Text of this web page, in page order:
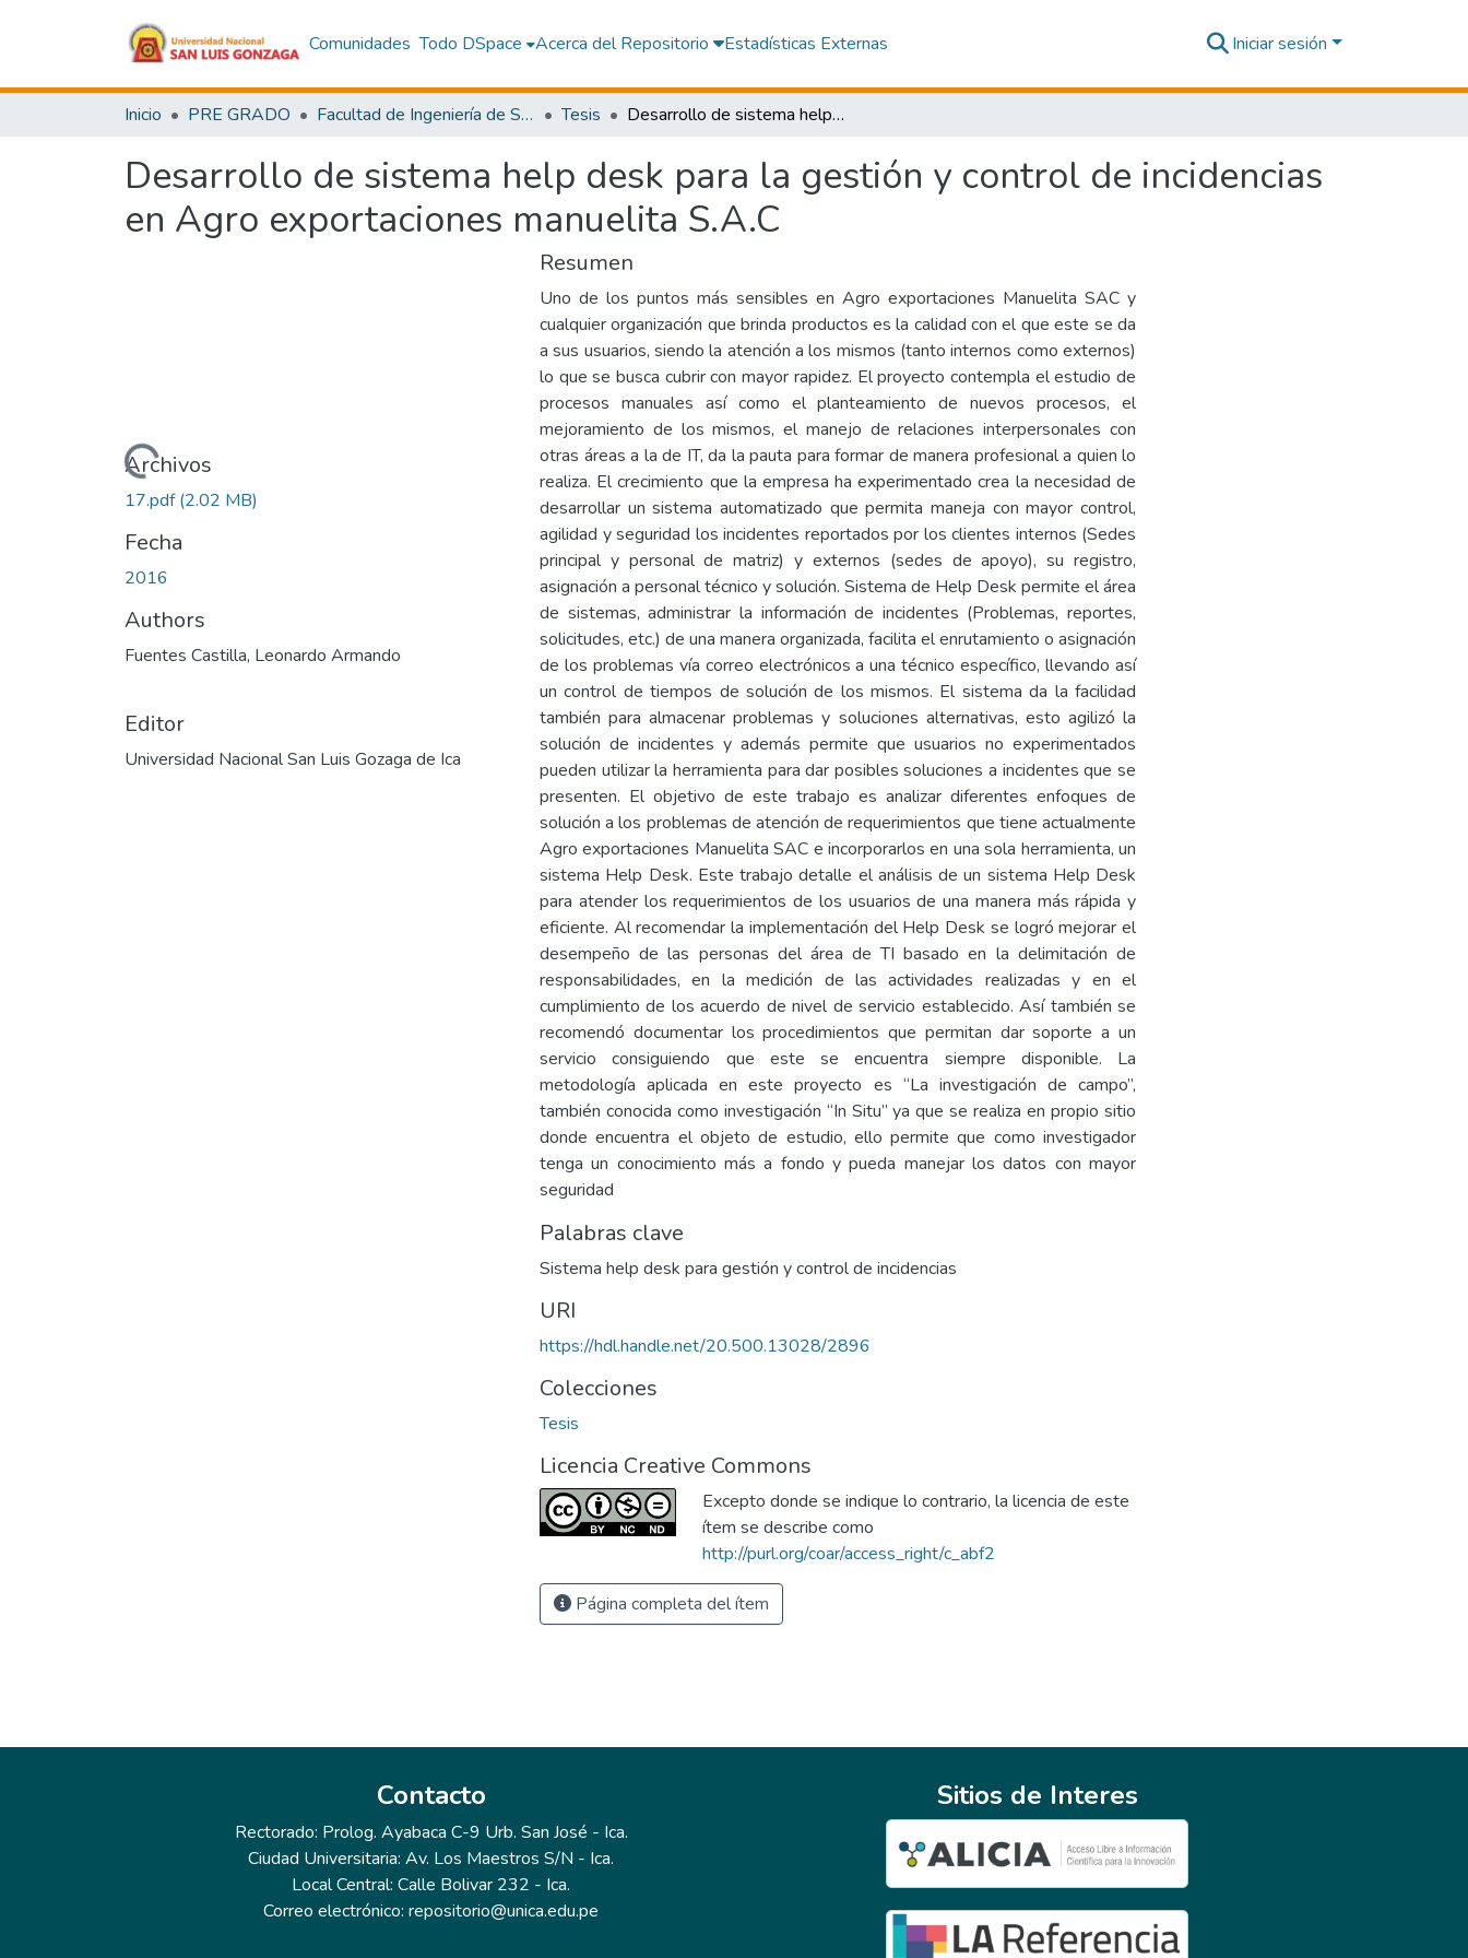
Comunidades Todo DSpace Acerca del Repositorio Estadísticas Externas Iniciar sesión
Inicio PRE GRADO Facultad de Ingeniería de Sistemas Tesis Desarrollo de sistema help desk para la gestión y control de incidencias en Agro exportaciones manuelita S.A.C
Desarrollo de sistema help desk para la gestión y control de incidencias
en Agro exportaciones manuelita S.A.C
Cargando...
Archivos
17.pdf(2.02 MB)
Fecha
2016
Authors
Fuentes Castilla, Leonardo Armando
Editor
Universidad Nacional San Luis Gozaga de Ica
Resumen
Uno de los puntos más sensibles en Agro exportaciones Manuelita SAC y
cualquier organización que brinda productos es la calidad con el que este se da
a sus usuarios, siendo la atención a los mismos (tanto internos como externos)
lo que se busca cubrir con mayor rapidez. El proyecto contempla el estudio de
procesos manuales así como el planteamiento de nuevos procesos, el
mejoramiento de los mismos, el manejo de relaciones interpersonales con
otras áreas a la de IT, da la pauta para formar de manera profesional a quien lo
realiza. El crecimiento que la empresa ha experimentado crea la necesidad de
desarrollar un sistema automatizado que permita maneja con mayor control,
agilidad y seguridad los incidentes reportados por los clientes internos (Sedes
principal y personal de matriz) y externos (sedes de apoyo), su registro,
asignación a personal técnico y solución. Sistema de Help Desk permite el área
de sistemas, administrar la información de incidentes (Problemas, reportes,
solicitudes, etc.) de una manera organizada, facilita el enrutamiento o asignación
de los problemas vía correo electrónicos a una técnico específico, llevando así
un control de tiempos de solución de los mismos. El sistema da la facilidad
también para almacenar problemas y soluciones alternativas, esto agilizó la
solución de incidentes y además permite que usuarios no experimentados
pueden utilizar la herramienta para dar posibles soluciones a incidentes que se
presenten. El objetivo de este trabajo es analizar diferentes enfoques de
solución a los problemas de atención de requerimientos que tiene actualmente
Agro exportaciones Manuelita SAC e incorporarlos en una sola herramienta, un
sistema Help Desk. Este trabajo detalle el análisis de un sistema Help Desk
para atender los requerimientos de los usuarios de una manera más rápida y
eficiente. Al recomendar la implementación del Help Desk se logró mejorar el
desempeño de las personas del área de TI basado en la delimitación de
responsabilidades, en la medición de las actividades realizadas y en el
cumplimiento de los acuerdo de nivel de servicio establecido. Así también se
recomendó documentar los procedimientos que permitan dar soporte a un
servicio consiguiendo que este se encuentra siempre disponible. La
metodología aplicada en este proyecto es “La investigación de campo”,
también conocida como investigación “In Situ” ya que se realiza en propio sitio
donde encuentra el objeto de estudio, ello permite que como investigador
tenga un conocimiento más a fondo y pueda manejar los datos con mayor
seguridad
Palabras clave
Sistema help desk para gestión y control de incidencias
URI
https://hdl.handle.net/20.500.13028/2896
Colecciones
Tesis
Licencia Creative Commons
Excepto donde se indique lo contrario, la licencia de este
ítem se describe como
http://purl.org/coar/access_right/c_abf2
Página completa del ítem
Contacto
Rectorado: Prolog. Ayabaca C-9 Urb. San José - Ica.
Ciudad Universitaria: Av. Los Maestros S/N - Ica.
Local Central: Calle Bolivar 232 - Ica.
Correo electrónico: repositorio@unica.edu.pe
Sitios de Interes